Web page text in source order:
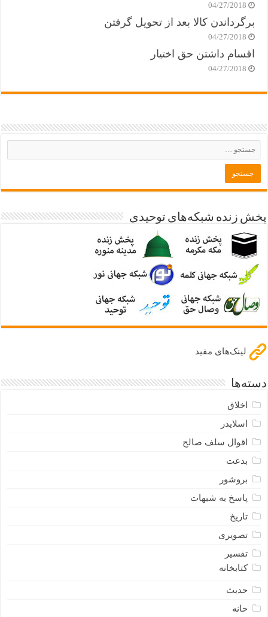
04/27/2018
برگرداندن کالا بعد از تحویل گرفتن
04/27/2018
اقسام داشتن حق اختیار
04/27/2018
پخش زنده شبکه‌های توحیدی
لینک‌های مفید
دسته‌ها
اخلاق
اسلایدر
اقوال سلف صالح
بدعت
بروشور
پاسخ به شبهات
تاریخ
تصویری
تفسیر
کتابخانه
حدیث
خانه